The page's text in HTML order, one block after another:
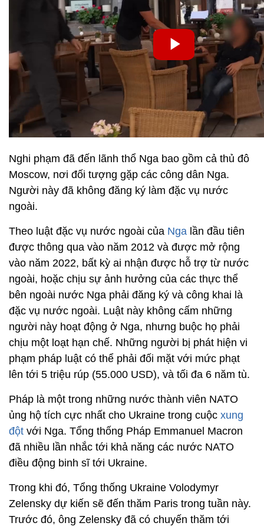
Nghi phạm đã đến lãnh thổ Nga bao gồm cả thủ đô
Moscow, nơi đối tượng gặp các công dân Nga.
Người này đã không đăng ký làm đặc vụ nước
ngoài.
Theo luật đặc vụ nước ngoài của Nga lần đầu tiên
được thông qua vào năm 2012 và được mở rộng
vào năm 2022, bất kỳ ai nhận được hỗ trợ từ nước
ngoài, hoặc chịu sự ảnh hưởng của các thực thể
bên ngoài nước Nga phải đăng ký và công khai là
đặc vụ nước ngoài. Luật này không cấm những
người này hoạt động ở Nga, nhưng buộc họ phải
chịu một loạt hạn chế. Những người bị phát hiện vi
phạm pháp luật có thể phải đối mặt với mức phạt
lên tới 5 triệu rúp (55.000 USD), và tối đa 6 năm tù.
Pháp là một trong những nước thành viên NATO
ủng hộ tích cực nhất cho Ukraine trong cuộc xung
đột với Nga. Tổng thống Pháp Emmanuel Macron
đã nhiều lần nhắc tới khả năng các nước NATO
điều động binh sĩ tới Ukraine.
Trong khi đó, Tổng thống Ukraine Volodymyr
Zelensky dự kiến sẽ đến thăm Paris trong tuần này.
Trước đó, ông Zelensky đã có chuyến thăm tới